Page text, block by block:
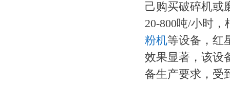
己购买破碎机或
20-800吨/小时
粉机等设备，红
效果显著，该设
备生产要求，受